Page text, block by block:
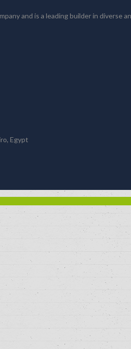
and is a leading builder in diverse
Egypt